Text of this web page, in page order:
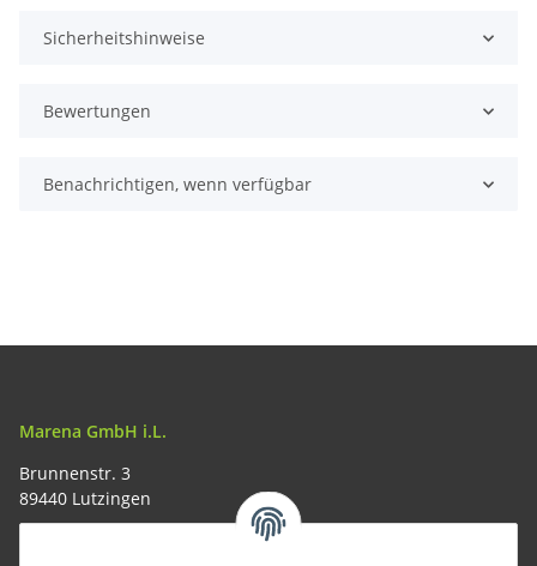
Sicherheitshinweise
Bewertungen
Benachrichtigen, wenn verfügbar
Marena GmbH i.L.
Brunnenstr. 3
89440 Lutzingen